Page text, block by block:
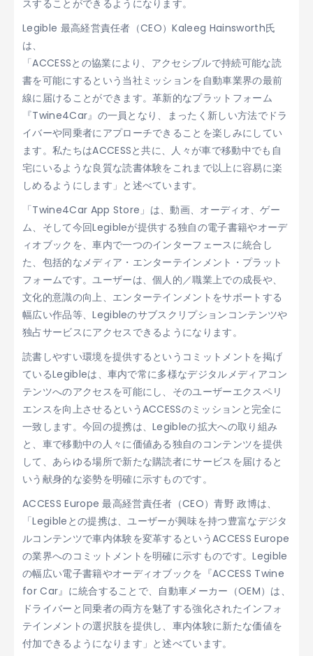
スすることができるようになります。
Legible 最高経営責任者（CEO）Kaleeg Hainsworth氏
は、
「ACCESSとの協業により、アクセシブルで持続可能な読
書を可能にするという当社ミッションを自動車業界の最前
線に届けることができます。革新的なプラットフォーム
『Twine4Car』の一員となり、まったく新しい方法でドラ
イバーや同乗者にアプローチできることを楽しみにしてい
ます。私たちはACCESSと共に、人々が車で移動中でも自
宅にいるような良質な読書体験をこれまで以上に容易に楽
しめるようにします」と述べています。
「Twine4Car App Store」は、動画、オーディオ、ゲー
ム、そして今回Legibleが提供する独自の電子書籍やオーデ
ィオブックを、車内で一つのインターフェースに統合し
た、包括的なメディア・エンターテインメント・プラット
フォームです。ユーザーは、個人的／職業上での成長や、
文化的意識の向上、エンターテインメントをサポートする
幅広い作品等、Legibleのサブスクリプションコンテンツや
独占サービスにアクセスできるようになります。
読書しやすい環境を提供するというコミットメントを掲げ
ているLegibleは、車内で常に多様なデジタルメディアコン
テンツへのアクセスを可能にし、そのユーザーエクスペリ
エンスを向上させるというACCESSのミッションと完全に
一致します。今回の提携は、Legibleの拡大への取り組み
と、車で移動中の人々に価値ある独自のコンテンツを提供
して、あらゆる場所で新たな購読者にサービスを届けると
いう献身的な姿勢を明確に示すものです。
ACCESS Europe 最高経営責任者（CEO）青野 政博は、
「Legibleとの提携は、ユーザーが興味を持つ豊富なデジタ
ルコンテンツで車内体験を変革するというACCESS Europe
の業界へのコミットメントを明確に示すものです。Legible
の幅広い電子書籍やオーディオブックを『ACCESS Twine
for Car』に統合することで、自動車メーカー（OEM）は、
ドライバーと同乗者の両方を魅了する強化されたインフォ
テインメントの選択肢を提供し、車内体験に新たな価値を
付加できるようになります」と述べています。